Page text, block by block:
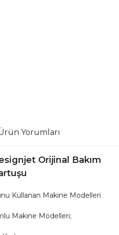
Yorumları
Orijinal Bakım
Kullanan Makine Modelleri
Makine Modelleri;